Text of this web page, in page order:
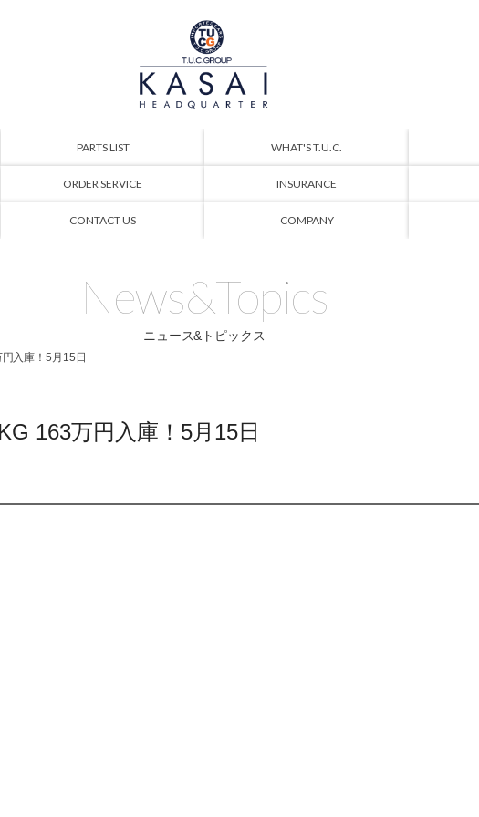
PARTS LIST WHAT'S T.U.C.
ORDER SERVICE INSURANCE
CONTACT US COMPANY
News&Topics
ニュース&トピックス
入庫！5月15日
163万円入庫！5月15日